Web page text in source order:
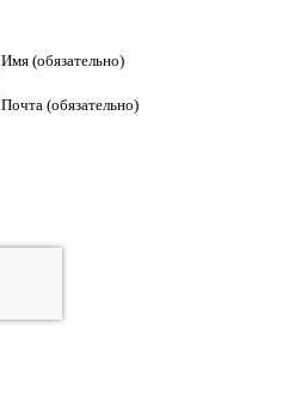
Имя (обязательно)
Почта (обязательно)